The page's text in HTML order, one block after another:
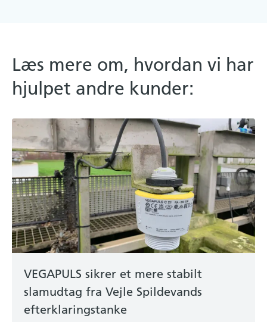
Læs mere om, hvordan vi har
hjulpet andre kunder:
VEGAPULS sikrer et mere stabilt
slamudtag fra Vejle Spildevands
efterklaringstanke